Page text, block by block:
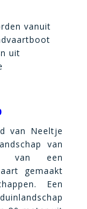
vanuit
uit
van Neeltje
van
van een
gemaakt
Een